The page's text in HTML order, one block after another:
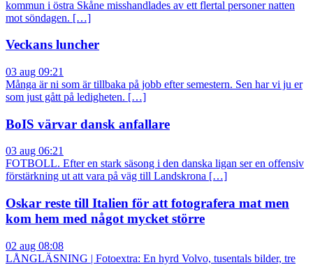
kommun i östra Skåne misshandlades av ett flertal personer natten
mot söndagen. […]
Veckans luncher
03 aug 09:21
Många är ni som är tillbaka på jobb efter semestern. Sen har vi ju er
som just gått på ledigheten. […]
BoIS värvar dansk anfallare
03 aug 06:21
FOTBOLL. Efter en stark säsong i den danska ligan ser en offensiv
förstärkning ut att vara på väg till Landskrona […]
Oskar reste till Italien för att fotografera mat men
kom hem med något mycket större
02 aug 08:08
LÅNGLÄSNING | Fotoextra: En hyrd Volvo, tusentals bilder, tre